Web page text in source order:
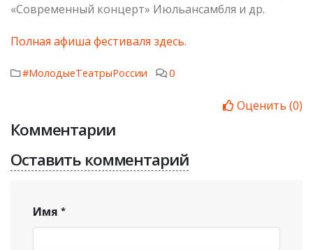
«Современный концерт» Июльансамбля и др.
Полная афиша фестиваля здесь.
#МолодыеТеатрыРоссии 0
Оценить (0)
Комментарии
Оставить комментарий
Имя